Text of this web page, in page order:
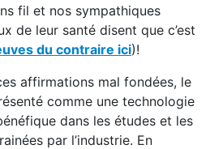
fil et nos sympathiques
de leur santé disent que c’est
du contraire ici)!
affirmations mal fondées, le
comme une technologie
dans les études et les
par l’industrie. En